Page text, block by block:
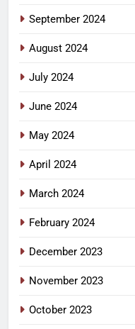
September 2024
August 2024
July 2024
June 2024
May 2024
April 2024
March 2024
February 2024
December 2023
November 2023
October 2023